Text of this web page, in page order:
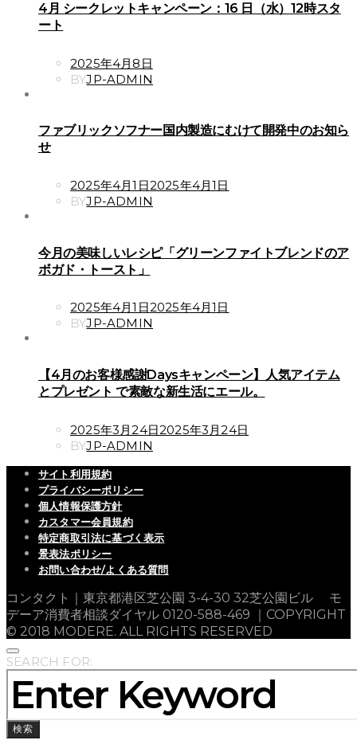
4月 シークレットキャンペーン：16 日（水）12時スタ
ート
POSTED
ON
2025年4月8日
BYJP-ADMIN
ファブリックソフナー国内製造にむけて開発中のお知ら
せ
POSTED
ON
2025年4月1日2025年4月1日
BYJP-ADMIN
今月の美味しいレシピ「グリーンファイトブレンドのア
ボガド・トースト」
POSTED
ON
2025年4月1日2025年4月1日
BYJP-ADMIN
【4月のお客様感謝Daysキャンペーン】人気アイテム
とプレゼント で素敵な新生活にエール。
POSTED
ON
2025年3月24日2025年3月24日
BYJP-ADMIN
サイト利用規約
プライバシーポリシー
個人情報保護方針
カスタマー会員規約
特定商取引法に基づく表示
景表法ポリシー
お問い合わせ/よくある質問
コンタクト｜東京都港区芝公園 3-4-30 32芝公園ビル モ
デーア消費者相談ダイヤル 0120-588-469 ｜COPYRIGHT
© 2018 MODERE. ALL RIGHTS RESERVED
SEARCH FOR:
検索